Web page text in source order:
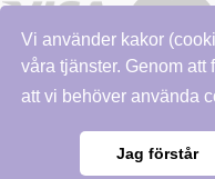
Vi använder kakor
våra tjänster. Genom att
att vi behöver använda
Jag förstår
Copyright © 2026